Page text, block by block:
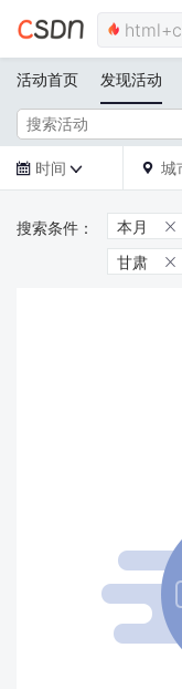
活动首页 发现活动
 时间   城
本月 
甘肃 